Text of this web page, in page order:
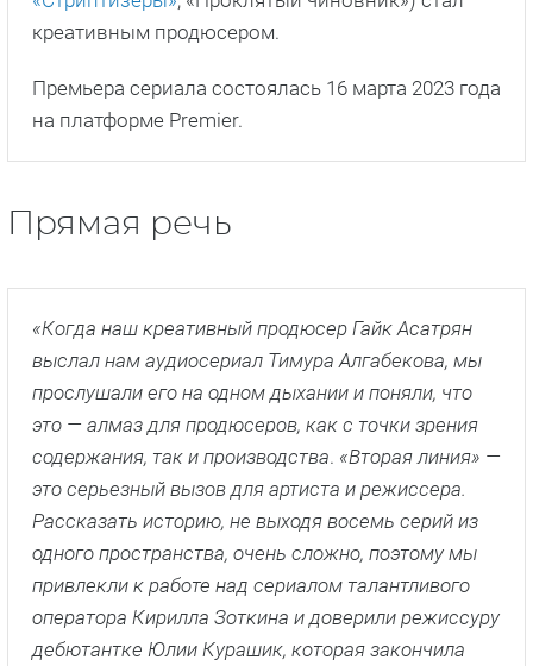
креативным продюсером.
Премьера сериала состоялась 16 марта 2023 года
на платформе Premier.
Прямая речь
«Когда наш креативный продюсер Гайк Асатрян
выслал нам аудиосериал Тимура Алгабекова, мы
прослушали его на одном дыхании и поняли, что
это — алмаз для продюсеров, как с точки зрения
содержания, так и производства. «Вторая линия» —
это серьезный вызов для артиста и режиссера.
Рассказать историю, не выходя восемь серий из
одного пространства, очень сложно, поэтому мы
привлекли к работе над сериалом талантливого
оператора Кирилла Зоткина и доверили режиссуру
дебютантке Юлии Курашик, которая закончила